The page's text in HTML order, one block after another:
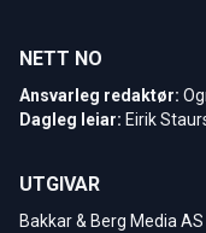
NETT NO
Ansvarleg redaktør:
Dagleg leiar: Eirik
UTGIVAR
Bakkar & Berg Media AS